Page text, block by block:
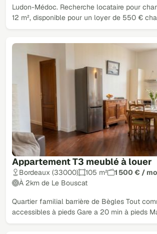
Ludon-Médoc. Recherche locataire pour
12 m², disponible pour un loyer de 550 €
Appartement T3 meublé à louer
Bordeaux (33000) 105 m²
1 500 € /
À 2km de Le Bouscat
Quartier familial barrière de Bègles Tout
accessibles à pieds Gare a 20 min à pieds